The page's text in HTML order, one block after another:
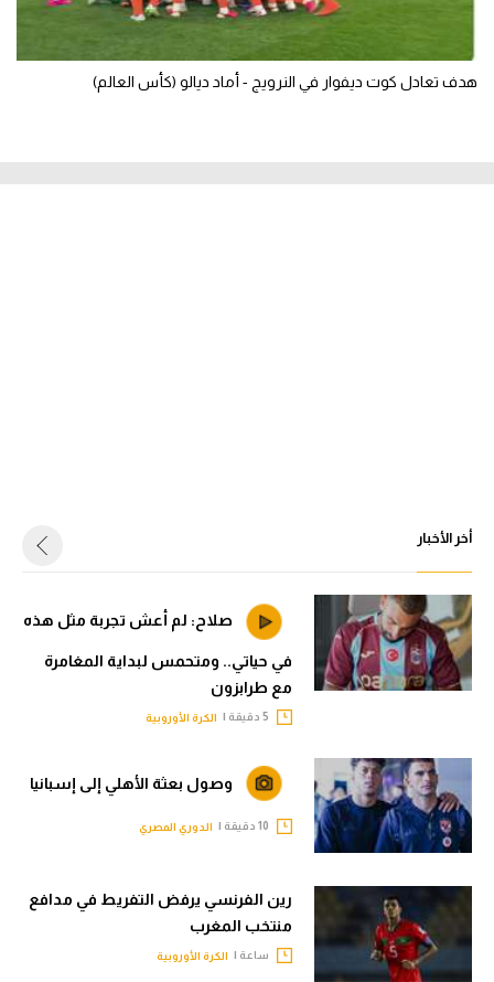
هدف تعادل كوت ديفوار في النرويج - أماد ديالو (كأس العالم)
أخر الأخبار
صلاح: لم أعش تجربة مثل هذه
في حياتي.. ومتحمس لبداية المغامرة
مع طرابزون
الكرة الأوروبية
وصول بعثة الأهلي إلى إسبانيا
الدوري المصري
رين الفرنسي يرفض التفريط في مدافع
منتخب المغرب
ساعة | الكرة الأوروبية